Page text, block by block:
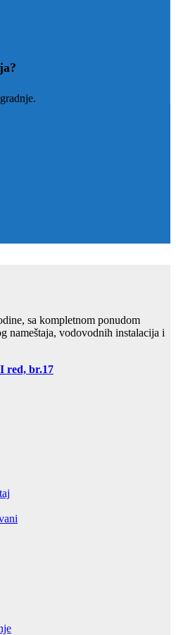
sa kompletnom ponudom
nameštaja, vodovodnih instalacija i
red, br.17